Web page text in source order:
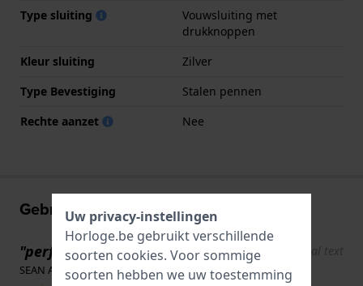
Type sluiting
Vouwsluiting met
drukknoppen
Kleur sluiting
Zilver
Type Bevestiging
Stalen pennen
Rechte aanzet
Nee
Gebruikerservaringen
"perfecte pasvorm" Show original text
SEAN APPERT · 9 februari 2026
Uw privacy-instellingen
Horloge.be gebruikt verschillende
soorten cookies. Voor sommige
soorten hebben we uw toestemming